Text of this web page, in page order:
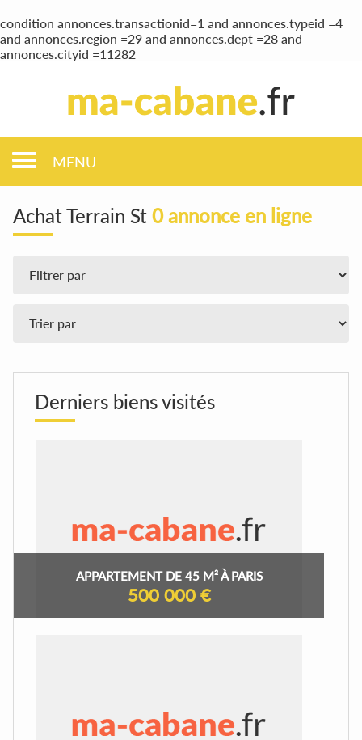
condition annonces.transactionid=1 and annonces.typeid =4
and annonces.region =29 and annonces.dept =28 and
annonces.cityid =11282
MENU
Achat Terrain St 0 annonce en ligne
Derniers biens visités
APPARTEMENT DE 45 M² À PARIS
500 000 €